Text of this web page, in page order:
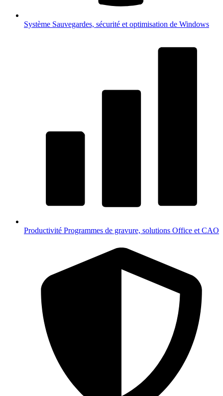
Système Sauvegardes, sécurité et optimisation de Windows
Productivité Programmes de gravure, solutions Office et CAO